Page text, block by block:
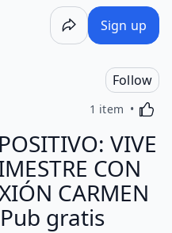
Sign up
Follow
1 item
VIVE
CON
CARMEN
gratis